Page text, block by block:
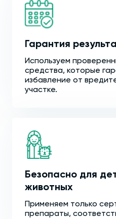
Гарантия
Используем
средства, которые
избавление от
участке.
Безопасно для
животных
Применяем только
препараты,